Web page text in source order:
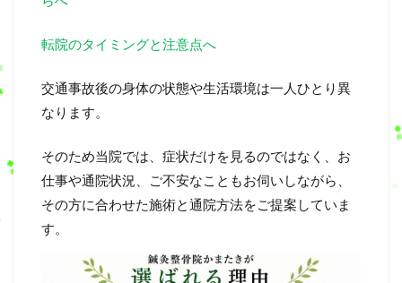
転院のタイミングと注意点へ
交通事故後の身体の状態や生活環境は一人ひとり異
なります。
そのため当院では、症状だけを見るのではなく、お
仕事や通院状況、ご不安なこともお伺いしながら、
その方に合わせた施術と通院方法をご提案していま
す。